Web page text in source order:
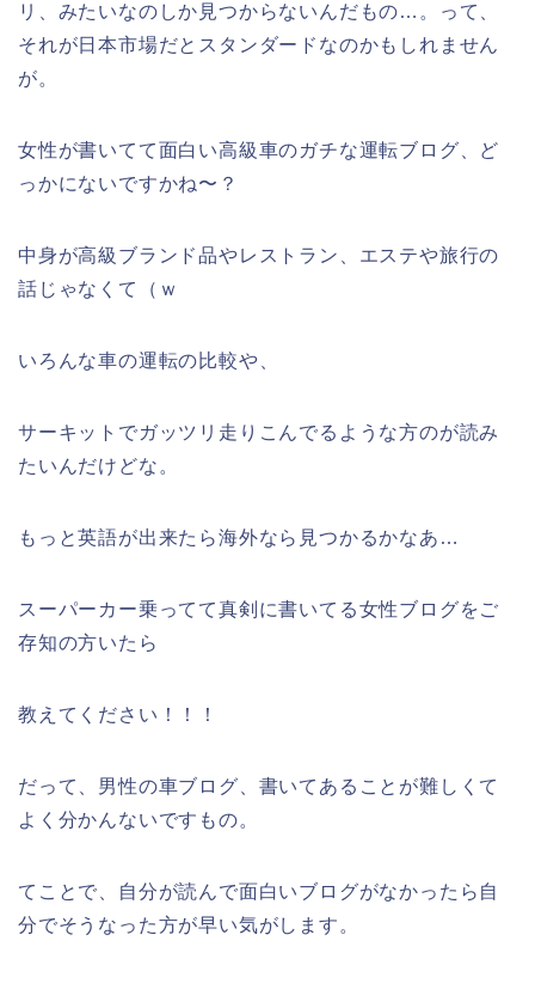
リ、みたいなのしか見つからないんだもの…。って、
それが日本市場だとスタンダードなのかもしれません
が。
女性が書いてて面白い高級車のガチな運転ブログ、ど
っかにないですかね〜？
中身が高級ブランド品やレストラン、エステや旅行の
話じゃなくて（ｗ
いろんな車の運転の比較や、
サーキットでガッツリ走りこんでるような方のが読み
たいんだけどな。
もっと英語が出来たら海外なら見つかるかなあ…
スーパーカー乗ってて真剣に書いてる女性ブログをご
存知の方いたら
教えてください！！！
だって、男性の車ブログ、書いてあることが難しくて
よく分かんないですもの。
てことで、自分が読んで面白いブログがなかったら自
分でそうなった方が早い気がします。